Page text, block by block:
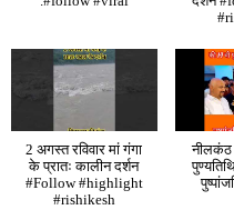
2 अगस्त रविवार मां गंगा
के प्रातः कालीन दर्शन
#Follow #highlight
#rishikesh
नीलकंठ